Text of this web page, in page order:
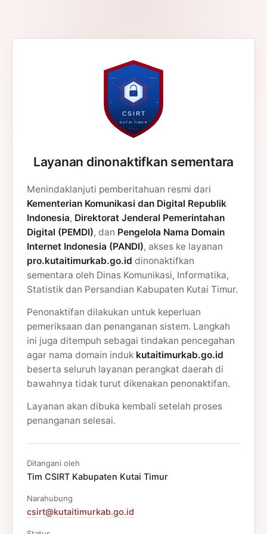
Layanan dinonaktifkan sementara
Menindaklanjuti pemberitahuan resmi dari
Kementerian Komunikasi dan Digital Republik
Indonesia, Direktorat Jenderal Pemerintahan
Digital (PEMDI), dan Pengelola Nama Domain
Internet Indonesia (PANDI), akses ke layanan
pro.kutaitimurkab.go.id dinonaktifkan
sementara oleh Dinas Komunikasi, Informatika,
Statistik dan Persandian Kabupaten Kutai Timur.
Penonaktifan dilakukan untuk keperluan
pemeriksaan dan penanganan sistem. Langkah
ini juga ditempuh sebagai tindakan pencegahan
agar nama domain induk kutaitimurkab.go.id
beserta seluruh layanan perangkat daerah di
bawahnya tidak turut dikenakan penonaktifan.
Layanan akan dibuka kembali setelah proses
penanganan selesai.
Ditangani oleh
Tim CSIRT Kabupaten Kutai Timur
Narahubung
csirt@kutaitimurkab.go.id